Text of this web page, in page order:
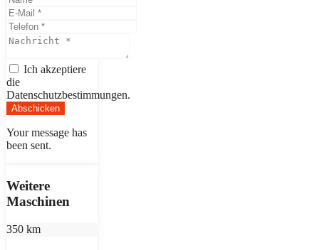
Ich akzeptiere
die
Datenschutzbestimmungen.
Abschicken
Your message has
been sent.
Weitere
Maschinen
350 km